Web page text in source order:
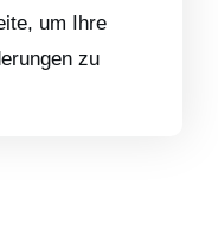
um Ihre
zu